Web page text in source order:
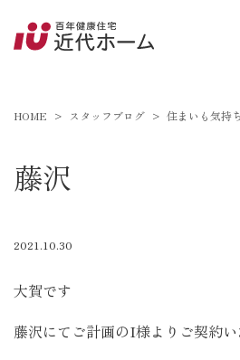
HOME スタッフブログ 住まいも気持
藤沢
2021.10.30
大賀です
藤沢にてご計画のI様よりご契約